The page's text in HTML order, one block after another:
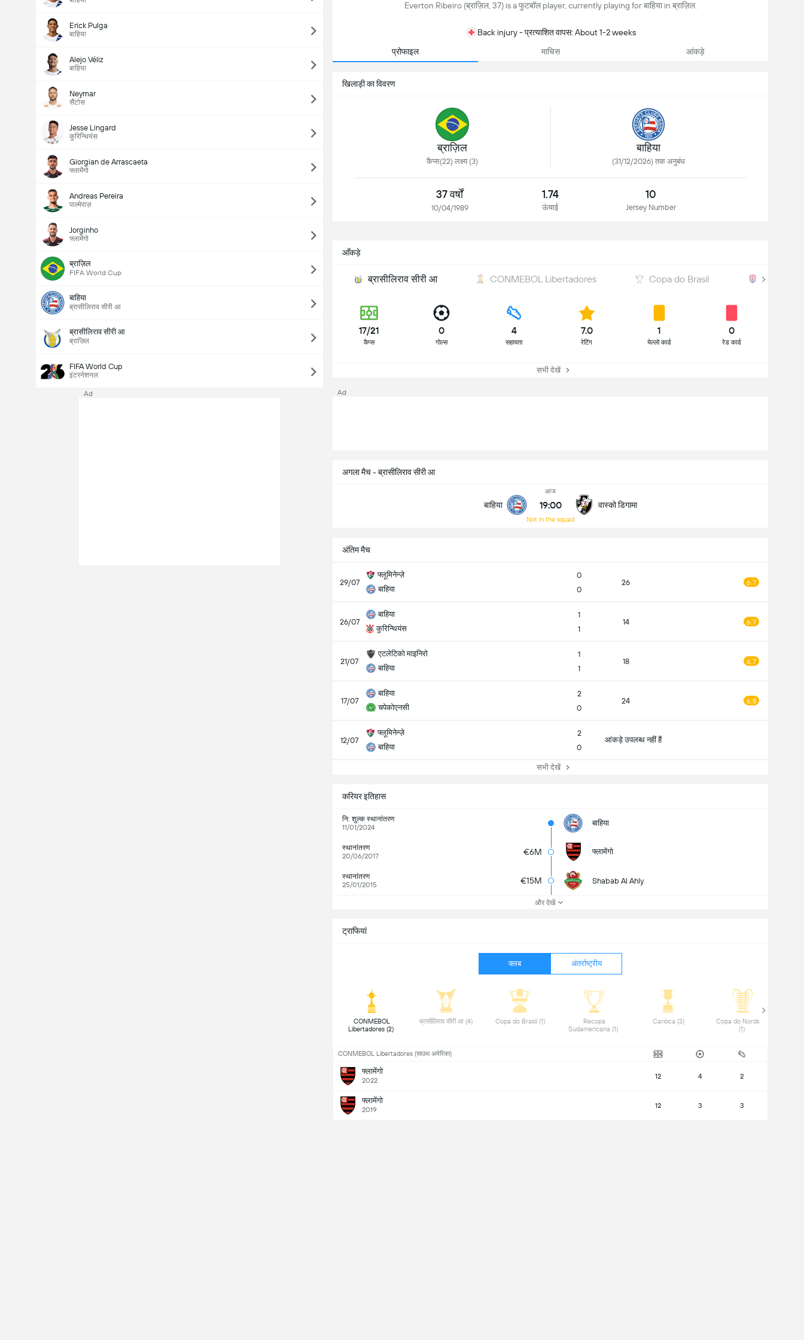
Erick Pulga
बाहिया
Alejo Véliz
बाहिया
Neymar
सैंटोस
Jesse Lingard
कुरिन्थियंस
Giorgian de Arrascaeta
फ्लामेंगो
Andreas Pereira
पाल्मेराज़
Jorginho
फ्लामेंगो
ब्राज़िल
FIFA World Cup
बाहिया
ब्रासीलिराव सीरी आ
ब्रासीलिराव सीरी आ
ब्राज़िल
FIFA World Cup
इंटरनेशनल
Ad
Everton Ribeiro (ब्राज़िल, 37) is a फुटबॉल player, currently playing for बाहिया in ब्राज़िल.
Back injury - प्रत्याशित वापस: About 1-2 weeks
प्रोफाइल
माचिस आंकड़े
खिलाड़ी का विवरण
ब्राज़िल
कैप्स(22) लक्ष्य (3)
बाहिया
(31/12/2026) तक अनुबंध
37 वर्षों
10/04/1989
1.74
ऊंचाई
10
Jersey Number
आँकड़े
ब्रासीलिराव सीरी आ CONMEBOL Libertadores Copa do Brasil Baiano
17/21
कैप्स
0
गोल्स
4
सहायता
7.0
रेटिंग
1
येल्लो कार्ड
0
रेड कार्ड
सभी देखें
Ad
अगला मैच - ब्रासीलिराव सीरी आ
बाहिया
आज
19:00
Not in the squad
वास्को डिगामा
अंतिम मैच
29/07
फ्लूमिनेन्ज़े
बाहिया
0
0
26 6.7
26/07
बाहिया
कुरिन्थियंस
1
1
14 6.7
21/07
एटलेटिको माइनिरो
बाहिया
1
1
18 6.7
17/07
बाहिया
चपेकोएनसी
2
0
24 6.8
12/07
फ्लूमिनेन्ज़े
बाहिया
2
0
आंकड़े उपलब्ध नहीं हैं
सभी देखें
करियर इतिहास
नि: शुल्क स्थानांतरण
11/01/2024
बाहिया
स्थानांतरण
20/06/2017
€6M फ्लामेंगो
स्थानांतरण
25/01/2015
€15M Shabab Al Ahly
और देखें
ट्राफियां
क्लब अंतर्राष्ट्रीय
CONMEBOL
Libertadores (2)
ब्रासीलिराव सीरी आ (4) Copa do Brasil (1)
Recopa
Carioca (3)
Copa do Nordeste
(1)
CONMEBOL Libertadores (साउथ अमेरिका)
फ्लामेंगो
2022 12 4 2
फ्लामेंगो
2019 12 3 3